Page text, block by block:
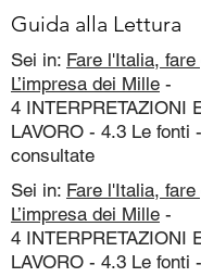
Guida alla Lettura
Sei in: Fare l'Italia,
L’impresa dei Mille -
4 INTERPRETAZIONI
LAVORO - 4.3 Le fonti
consultate
Sei in: Fare l'Italia,
L’impresa dei Mille -
4 INTERPRETAZIONI
LAVORO - 4.3 Le fonti